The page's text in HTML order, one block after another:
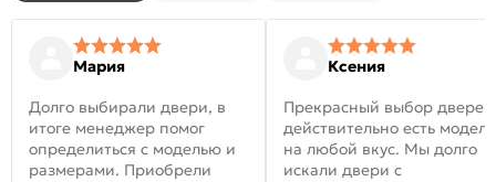
Мария
Долго выбирали двери, в
итоге менеджер помог
определиться с моделью и
размерами. Приобрели
Ксения
Прекрасный выбор
действительно есть модели
на любой вкус. Мы долго
искали двери с